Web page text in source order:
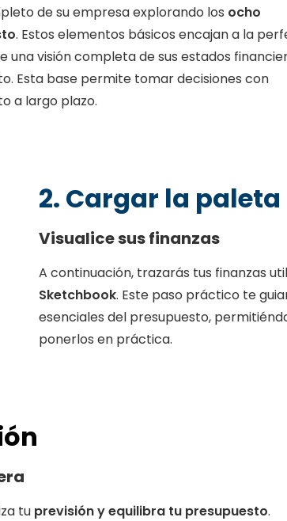
de su empresa explorando los ocho
. Estos elementos básicos encajan a la
una visión completa de sus estados
Esta base permite tomar decisiones con
a largo plazo.
2. Cargar la paleta
Visualice sus finanzas
A continuación, trazarás tus finanzas
Sketchbook. Este paso práctico te
esenciales del presupuesto,
ponerlos en práctica.
tu previsión y equilibra tu presupuesto.